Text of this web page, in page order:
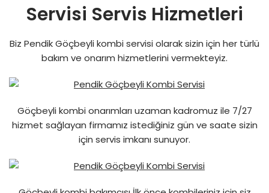
Servisi Servis Hizmetleri
Biz Pendik Göçbeyli kombi servisi olarak sizin için her türlü
bakım ve onarım hizmetlerini vermekteyiz.
Göçbeyli kombi onarımları uzaman kadromuz ile 7/27
hizmet sağlayan firmamız istediğiniz gün ve saate sizin
için servis imkanı sunuyor.